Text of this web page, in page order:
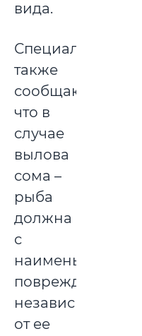
вида.
Специалисты
также
сообщают,
что в
случае
вылова
сома –
рыба
должна
с
наименьшими
повреждениями
независимо
от ее